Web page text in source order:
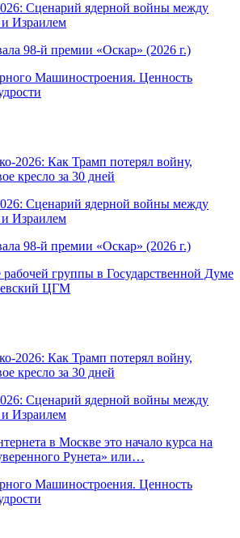
Сценарий ядерной войны между
Израилем
98-й премии «Оскар» (2026 г.)
Машиностроения. Ценность
2026: Как Трамп потерял войну,
кресло за 30 дней
Сценарий ядерной войны между
Израилем
98-й премии «Оскар» (2026 г.)
группы в Государственной Думе
ЦГМ
2026: Как Трамп потерял войну,
кресло за 30 дней
Сценарий ядерной войны между
Израилем
в Москве это начало курса на
Рунета» или…
Машиностроения. Ценность